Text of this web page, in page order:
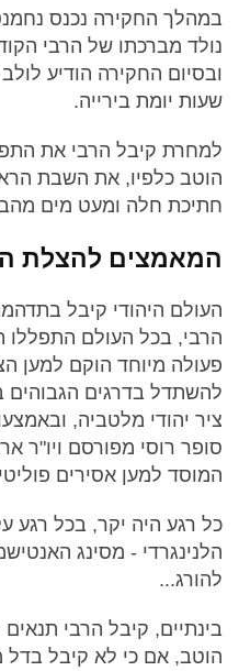
במהלך החקירה נכנס
נולד מברכתו של הרבי
ובסיום החקירה הודיע
שעות יומת בירייה.
למחרת קיבל הרבי את
הוטב כלפיו, את השבת
חתיכת חלה ומעט מים
המאמצים להצלת
העולם היהודי קיבל
הרבי, בכל העולם התפללו
פעולה מיוחד הוקם למען
להשתדל בדרגים הגבוהים
ציר יהודי מלטביה,
סופר רוסי מפורסם ויו"ר
המוסד למען אסירים
כל רגע היה יקר, בכל רגע
הלנינגרדי - מסינג
להורג...
בינתיים, קיבל הרבי
הוטב, אם כי לא קיבל בדל